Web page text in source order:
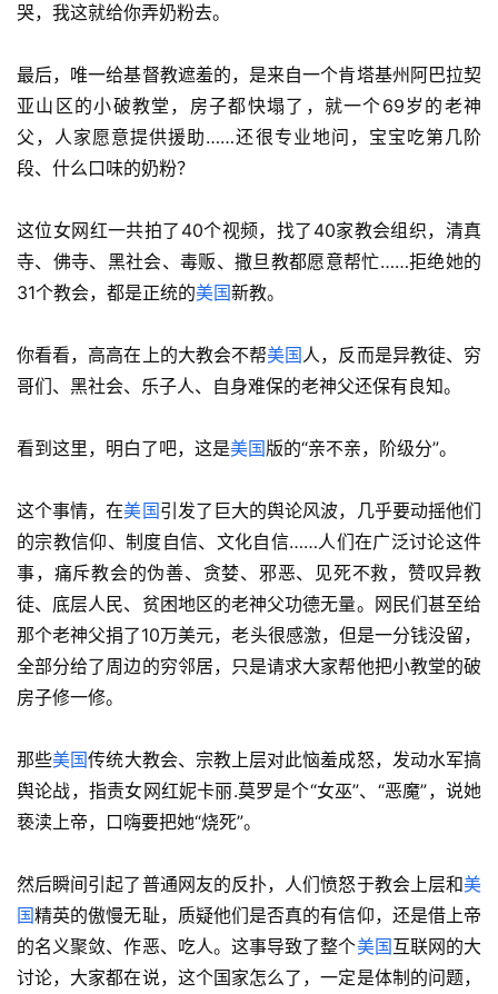
哭，我这就给你弄奶粉去。
最后，唯一给基督教遮羞的，是来自一个肯塔基州阿巴拉契
亚山区的小破教堂，房子都快塌了，就一个69岁的老神
父，人家愿意提供援助……还很专业地问，宝宝吃第几阶
段、什么口味的奶粉？
这位女网红一共拍了40个视频，找了40家教会组织，清真
寺、佛寺、黑社会、毒贩、撒旦教都愿意帮忙……拒绝她的
31个教会，都是正统的美国新教。
你看看，高高在上的大教会不帮美国人，反而是异教徒、穷
哥们、黑社会、乐子人、自身难保的老神父还保有良知。
看到这里，明白了吧，这是美国版的“亲不亲，阶级分”。
这个事情，在美国引发了巨大的舆论风波，几乎要动摇他们
的宗教信仰、制度自信、文化自信……人们在广泛讨论这件
事，痛斥教会的伪善、贪婪、邪恶、见死不救，赞叹异教
徒、底层人民、贫困地区的老神父功德无量。网民们甚至给
那个老神父捐了10万美元，老头很感激，但是一分钱没留，
全部分给了周边的穷邻居，只是请求大家帮他把小教堂的破
房子修一修。
那些美国传统大教会、宗教上层对此恼羞成怒，发动水军搞
舆论战，指责女网红妮卡丽.莫罗是个“女巫”、“恶魔”，说她
亵渎上帝，口嗨要把她“烧死”。
然后瞬间引起了普通网友的反扑，人们愤怒于教会上层和美
国精英的傲慢无耻，质疑他们是否真的有信仰，还是借上帝
的名义聚敛、作恶、吃人。这事导致了整个美国互联网的大
讨论，大家都在说，这个国家怎么了，一定是体制的问题，